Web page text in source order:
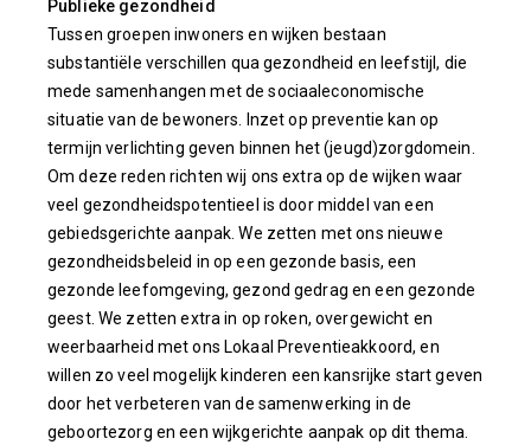
Publieke gezondheid
Tussen groepen inwoners en wijken bestaan
substantiële verschillen qua gezondheid en leefstijl, die
mede samenhangen met de sociaaleconomische
situatie van de bewoners. Inzet op preventie kan op
termijn verlichting geven binnen het (jeugd)zorgdomein.
Om deze reden richten wij ons extra op de wijken waar
veel gezondheidspotentieel is door middel van een
gebiedsgerichte aanpak. We zetten met ons nieuwe
gezondheidsbeleid in op een gezonde basis, een
gezonde leefomgeving, gezond gedrag en een gezonde
geest. We zetten extra in op roken, overgewicht en
weerbaarheid met ons Lokaal Preventieakkoord, en
willen zo veel mogelijk kinderen een kansrijke start geven
door het verbeteren van de samenwerking in de
geboortezorg en een wijkgerichte aanpak op dit thema.